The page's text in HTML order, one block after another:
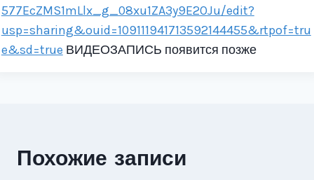
577EcZMS1mLlx_g_08xu1ZA3y9E2OJu/edit?
usp=sharing&ouid=109111941713592144455&rtpof=tru
e&sd=true ВИДЕОЗАПИСЬ появится позже
Похожие записи